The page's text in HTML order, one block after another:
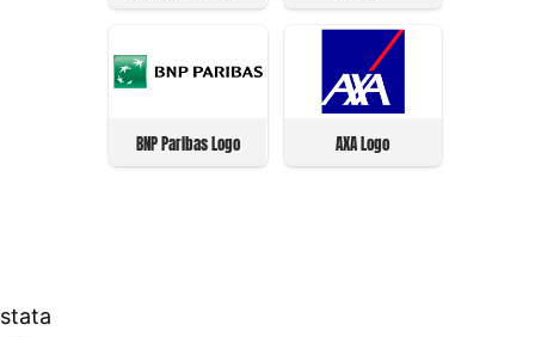
BNP Paribas Logo AXA Logo